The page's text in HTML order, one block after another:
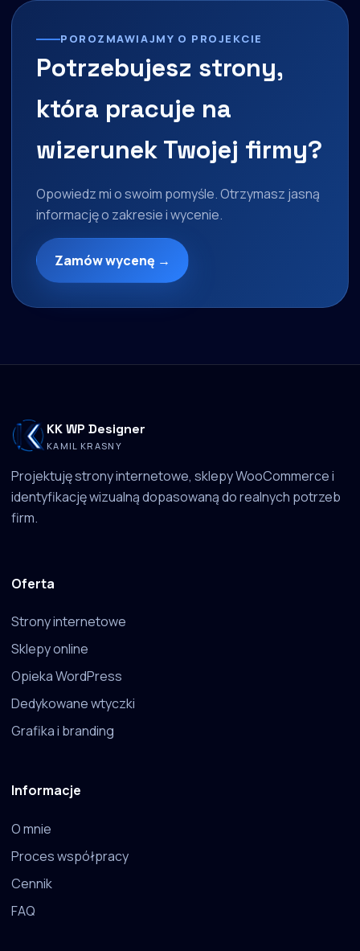
POROZMAWIAJMY O PROJEKCIE
Potrzebujesz strony,
która pracuje na
wizerunek Twojej firmy?
Opowiedz mi o swoim pomyśle. Otrzymasz jasną
informację o zakresie i wycenie.
Zamów wycenę →
KK WP Designer
KAMIL KRASNY
Projektuję strony internetowe, sklepy WooCommerce i
identyfikację wizualną dopasowaną do realnych potrzeb
firm.
Oferta
Strony internetowe
Sklepy online
Opieka WordPress
Dedykowane wtyczki
Grafika i branding
Informacje
O mnie
Proces współpracy
Cennik
FAQ